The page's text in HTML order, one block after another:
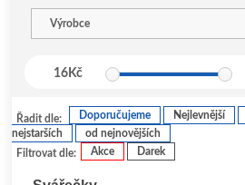
Výrobce
16Kč
Filtrovat dle: Akce Darek
Řadit dle: Doporučujeme Nejlevnější
nejstarších
od nejnovějších